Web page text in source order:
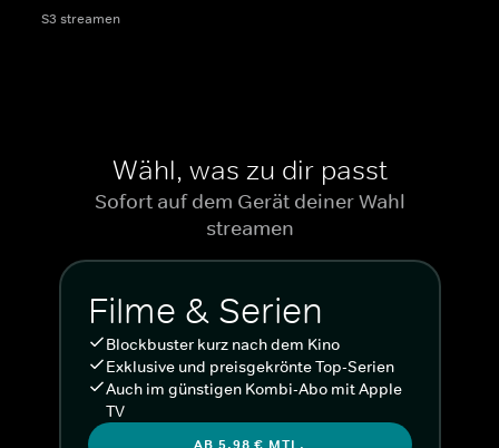
S3 streamen
Wähl, was zu dir passt
Sofort auf dem Gerät deiner Wahl
streamen
Filme & Serien
Blockbuster kurz nach dem Kino
Exklusive und preisgekrönte Top-Serien
Auch im günstigen Kombi-Abo mit Apple
TV
AB 5,98 € MTL.